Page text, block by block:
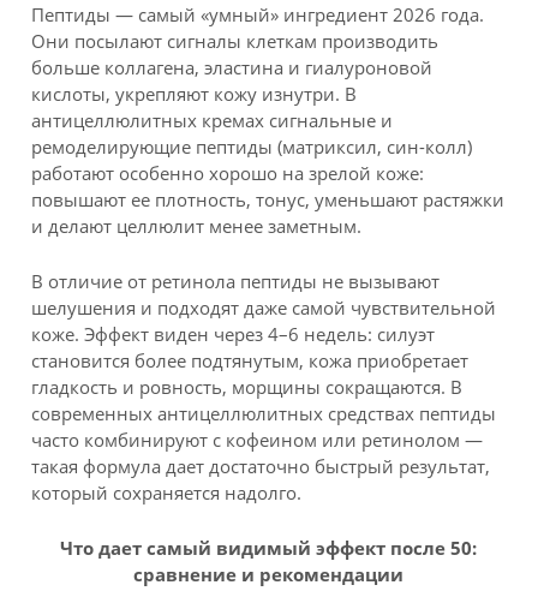
Пептиды — самый «умный» ингредиент 2026 года.
Они посылают сигналы клеткам производить
больше коллагена, эластина и гиалуроновой
кислоты, укрепляют кожу изнутри. В
антицеллюлитных кремах сигнальные и
ремоделирующие пептиды (матриксил, син-колл)
работают особенно хорошо на зрелой коже:
повышают ее плотность, тонус, уменьшают растяжки
и делают целлюлит менее заметным.
В отличие от ретинола пептиды не вызывают
шелушения и подходят даже самой чувствительной
коже. Эффект виден через 4–6 недель: силуэт
становится более подтянутым, кожа приобретает
гладкость и ровность, морщины сокращаются. В
современных антицеллюлитных средствах пептиды
часто комбинируют с кофеином или ретинолом —
такая формула дает достаточно быстрый результат,
который сохраняется надолго.
Что дает самый видимый эффект после 50:
сравнение и рекомендации